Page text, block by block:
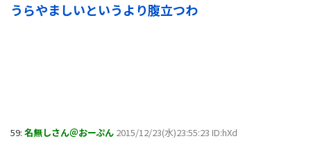
うらやましいというより腹立つわ
59: 名無しさん＠おーぷん 2015/12/23(水)23:55:23 ID:hXd